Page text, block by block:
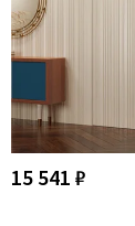
15 541 ₽